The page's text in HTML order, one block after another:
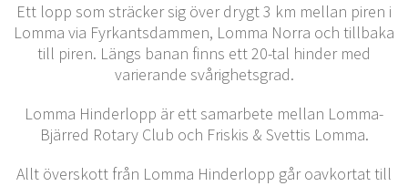
Ett lopp som sträcker sig över drygt 3 km mellan piren i
Lomma via Fyrkantsdammen, Lomma Norra och tillbaka
till piren. Längs banan finns ett 20-tal hinder med
varierande svårighetsgrad.
Lomma Hinderlopp är ett samarbete mellan Lomma-
Bjärred Rotary Club och Friskis & Svettis Lomma.
Allt överskott från Lomma Hinderlopp går oavkortat till